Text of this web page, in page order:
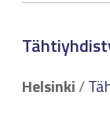
Helsinki/